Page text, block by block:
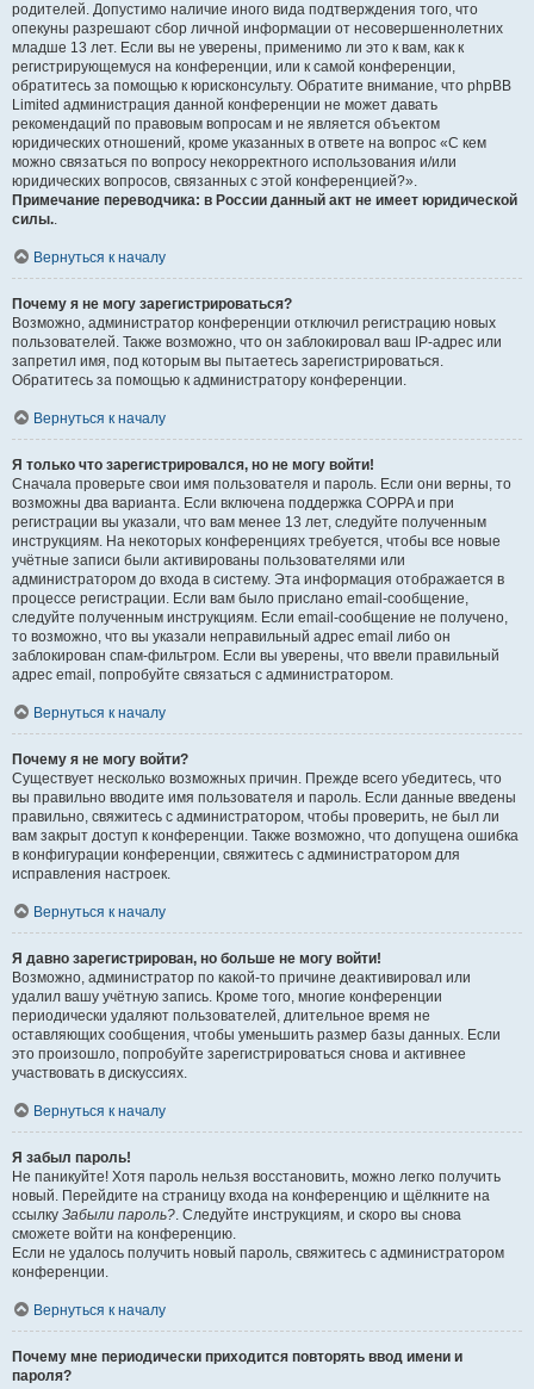
родителей. Допустимо наличие иного вида подтверждения того, что
опекуны разрешают сбор личной информации от несовершеннолетних
младше 13 лет. Если вы не уверены, применимо ли это к вам, как к
регистрирующемуся на конференции, или к самой конференции,
обратитесь за помощью к юрисконсульту. Обратите внимание, что phpBB
Limited администрация данной конференции не может давать
рекомендаций по правовым вопросам и не является объектом
юридических отношений, кроме указанных в ответе на вопрос «С кем
можно связаться по вопросу некорректного использования и/или
юридических вопросов, связанных с этой конференцией?».
Примечание переводчика: в России данный акт не имеет юридической
силы..
Вернуться к началу
Почему я не могу зарегистрироваться?
Возможно, администратор конференции отключил регистрацию новых
пользователей. Также возможно, что он заблокировал ваш IP-адрес или
запретил имя, под которым вы пытаетесь зарегистрироваться.
Обратитесь за помощью к администратору конференции.
Вернуться к началу
Я только что зарегистрировался, но не могу войти!
Сначала проверьте свои имя пользователя и пароль. Если они верны, то
возможны два варианта. Если включена поддержка COPPA и при
регистрации вы указали, что вам менее 13 лет, следуйте полученным
инструкциям. На некоторых конференциях требуется, чтобы все новые
учётные записи были активированы пользователями или
администратором до входа в систему. Эта информация отображается в
процессе регистрации. Если вам было прислано email-сообщение,
следуйте полученным инструкциям. Если email-сообщение не получено,
то возможно, что вы указали неправильный адрес email либо он
заблокирован спам-фильтром. Если вы уверены, что ввели правильный
адрес email, попробуйте связаться с администратором.
Вернуться к началу
Почему я не могу войти?
Существует несколько возможных причин. Прежде всего убедитесь, что
вы правильно вводите имя пользователя и пароль. Если данные введены
правильно, свяжитесь с администратором, чтобы проверить, не был ли
вам закрыт доступ к конференции. Также возможно, что допущена ошибка
в конфигурации конференции, свяжитесь с администратором для
исправления настроек.
Вернуться к началу
Я давно зарегистрирован, но больше не могу войти!
Возможно, администратор по какой-то причине деактивировал или
удалил вашу учётную запись. Кроме того, многие конференции
периодически удаляют пользователей, длительное время не
оставляющих сообщения, чтобы уменьшить размер базы данных. Если
это произошло, попробуйте зарегистрироваться снова и активнее
участвовать в дискуссиях.
Вернуться к началу
Я забыл пароль!
Не паникуйте! Хотя пароль нельзя восстановить, можно легко получить
новый. Перейдите на страницу входа на конференцию и щёлкните на
ссылку Забыли пароль?. Следуйте инструкциям, и скоро вы снова
сможете войти на конференцию.
Если не удалось получить новый пароль, свяжитесь с администратором
конференции.
Вернуться к началу
Почему мне периодически приходится повторять ввод имени и
пароля?